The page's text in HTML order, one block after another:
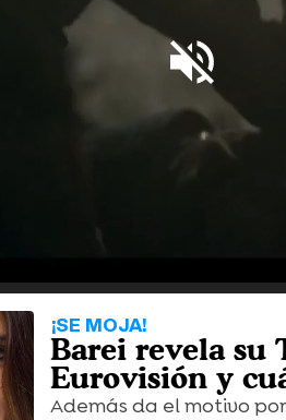
¡SE MOJA!
Barei revela su
Eurovisión y
Además da el motivo